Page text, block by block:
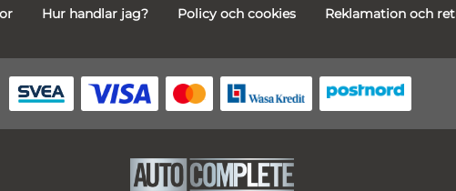
Hur handlar jag? Policy och cookies Reklamation och